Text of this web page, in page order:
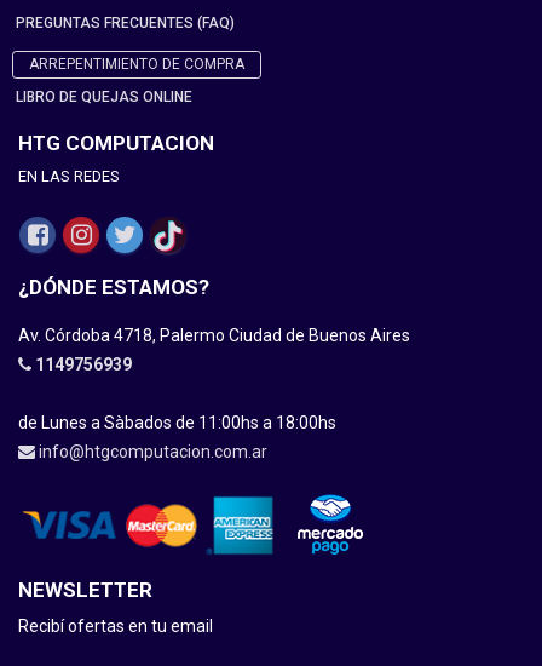
PREGUNTAS FRECUENTES (FAQ)
ARREPENTIMIENTO DE COMPRA
LIBRO DE QUEJAS ONLINE
HTG COMPUTACION
EN LAS REDES
¿DÓNDE ESTAMOS?
Av. Córdoba 4718, Palermo Ciudad de Buenos Aires
1149756939
de Lunes a Sàbados de 11:00hs a 18:00hs
info@htgcomputacion.com.ar
NEWSLETTER
Recibí ofertas en tu email